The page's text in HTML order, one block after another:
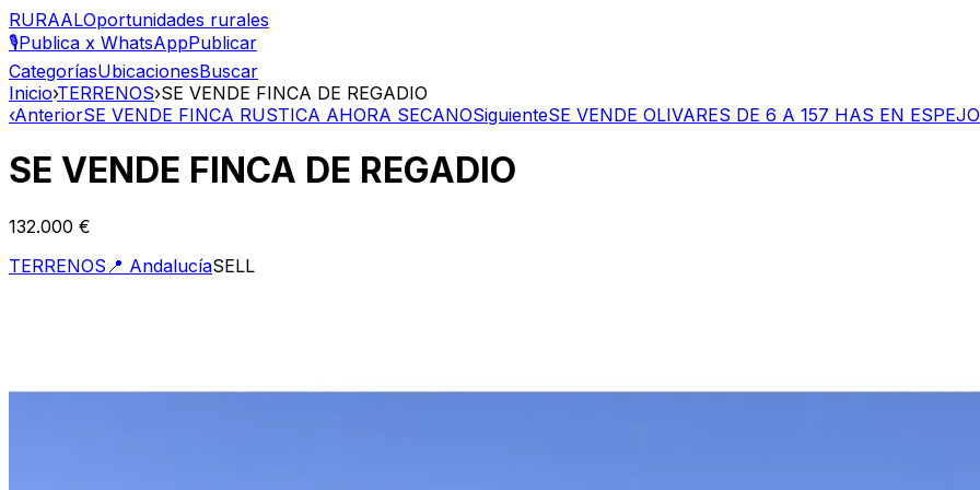
RURAALOportunidades rurales
🎙️Publica x WhatsAppPublicar
CategoríasUbicacionesBuscar
Inicio›TERRENOS›SE VENDE FINCA DE REGADIO
‹AnteriorSE VENDE FINCA RUSTICA AHORA SECANOSiguienteSE VENDE OLIVARES DE 6 A 157 HAS EN ESPEJO
SE VENDE FINCA DE REGADIO
132.000 €
TERRENOS 📍 AndalucíaSELL